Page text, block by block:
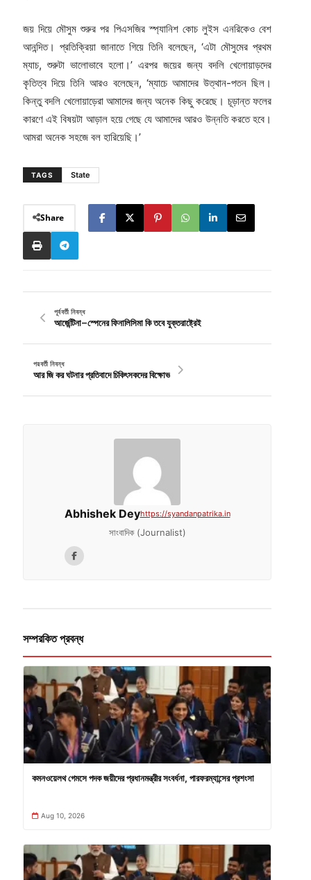
জয় দিয়ে মৌসুম শুরুর পর পিএসজির স্প্যানিশ কোচ লুইস এনরিকেও বেশ
আনন্দিত। প্রতিক্রিয়া জানাতে গিয়ে তিনি বলেছেন, ‘এটা মৌসুমের প্রথম
ম্যাচ, শুরুটা ভালোভাবে হলো।’ এরপর জয়ের জন্য বদলি খেলোয়াড়দের
কৃতিত্ব দিয়ে তিনি আরও বলেছেন, ‘ম্যাচে আমাদের উত্থান-পতন ছিল।
কিন্তু বদলি খেলোয়াড়েরা আমাদের জন্য অনেক কিছু করেছে। চূড়ান্ত ফলের
কারণে এই বিষয়টা আড়াল হয়ে গেছে যে আমাদের আরও উন্নতি করতে হবে।
আমরা অনেক সহজে বল হারিয়েছি।’
TAGS State
Share
পূর্ববর্তী নিবন্ধ
আর্জেন্টিনা–স্পেনের ফিনালিসিমা কি তবে যুক্তরাষ্ট্রেই
পরবর্তী নিবন্ধ
আর জি কর ঘটনার প্রতিবাদে চিকিৎসকদের বিক্ষোভ
Abhishek Deyhttps://syandanpatrika.in
সাংবাদিক (Journalist)
সম্পরকিত প্রবন্ধ
কমনওয়েলথ গেমসে পদক জয়ীদের প্রধানমন্ত্রীর সংবর্ধনা, পারফরম্যান্সের প্রশংসা
Aug 10, 2026